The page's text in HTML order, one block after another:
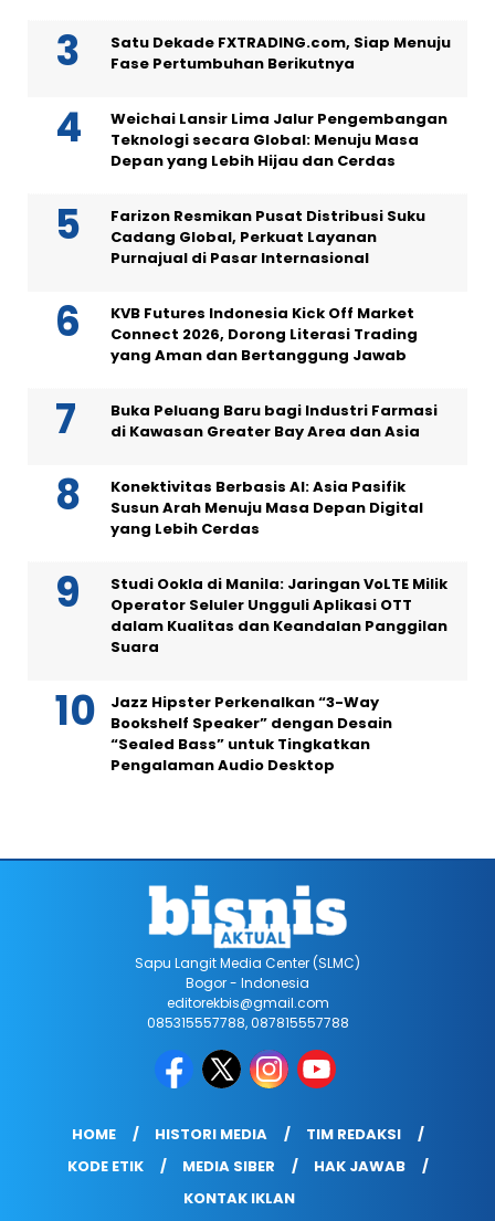
Satu Dekade FXTRADING.com, Siap Menuju
Fase Pertumbuhan Berikutnya
Weichai Lansir Lima Jalur Pengembangan
Teknologi secara Global: Menuju Masa
Depan yang Lebih Hijau dan Cerdas
Farizon Resmikan Pusat Distribusi Suku
Cadang Global, Perkuat Layanan
Purnajual di Pasar Internasional
KVB Futures Indonesia Kick Off Market
Connect 2026, Dorong Literasi Trading
yang Aman dan Bertanggung Jawab
Buka Peluang Baru bagi Industri Farmasi
di Kawasan Greater Bay Area dan Asia
Konektivitas Berbasis AI: Asia Pasifik
Susun Arah Menuju Masa Depan Digital
yang Lebih Cerdas
Studi Ookla di Manila: Jaringan VoLTE Milik
Operator Seluler Ungguli Aplikasi OTT
dalam Kualitas dan Keandalan Panggilan
Suara
Jazz Hipster Perkenalkan “3-Way
Bookshelf Speaker” dengan Desain
“Sealed Bass” untuk Tingkatkan
Pengalaman Audio Desktop
Sapu Langit Media Center (SLMC)
Bogor - Indonesia
editorekbis@gmail.com
085315557788, 087815557788
HOME HISTORI MEDIA
TIM REDAKSI
KODE ETIK
MEDIA SIBER
HAK JAWAB
KONTAK IKLAN